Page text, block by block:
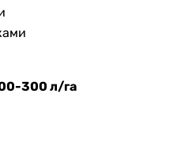
300 л/га